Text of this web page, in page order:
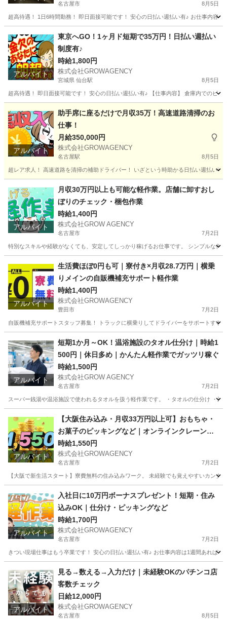
名古屋市 8月5日
超高待遇！ 1日6時間勤務！ 即日面接可能です！ 安心の日払い週払い有♪ お仕事内容
アルバイト
東京へGO！1ヶ月ド短期で35万円！日払い週払い
制度有♪
時給1,800円
株式会社GROWAGENCY
宮城県 仙台駅 8月5日
超高待遇！ 即日面接可能です！ 安心の日払い週払い有♪ 【仕事内容】 倉庫内でのピ
仙台駅 軽作業 時給
アルバイト
助手席に座るだけで月収35万！高速道路清掃のお
仕事！
月給350,000円
株式会社GROWAGENCY
名古屋駅 8月5日
超レア求人！ 高速道路を清掃の補助ドライバー！ いざという時助かる日払い週払い
名古屋駅 その他 助手席
アルバイト
月収30万円以上も可能な軽作業。店舗に卸すおし
ぼりのチェック・梱包作業
時給1,400円
株式会社GROW AGENCY
名古屋市 7月2日
特別なスキルや経験がなくても、安定してしっかり稼げるお仕事です。 シンプルな
工場 おしぼり
アルバイト
生活費ほぼ0円も可｜寮付き×月収28.7万円｜横乗
りメインの自販機補充サポート軽作業
時給1,400円
株式会社GROWAGENCY
豊田市 7月2日
自販機補充サポートスタッフ募集！ トラックに横乗りしてドライバーをサポートす
配送 スタッフ
アルバイト
短期1か月～OK！温浴施設のタオル仕分け｜時給1
500円｜休日多め｜かんたん軽作業でガッツリ稼ぐ
時給1,500円
株式会社GROW AGENCY
名古屋市 7月2日
スーパー銭湯や温浴施設で使われるタオルを扱う軽作業です。 ・タオルの仕分け ・
工場 時給
アルバイト
【大阪住み込み・月収33万円以上可】おもちゃ・
お菓子のピッキングなど｜オンラインクレーンゲ
ーム運営スタッフ
時給1,550円
株式会社GROWAGENCY
名古屋市 7月2日
【大阪で新生活スタート】寮費無料の住み込みワーク。 未経験でも覚えやすいカン
その他 スタッフ
アルバイト
入社日に10万円ボーナスプレゼント！短期・住み
込みOK｜仕分け・ピッキングなど
時給1,700円
株式会社GROWAGENCY
名古屋市 7月2日
きつい現場仕事はもう卒業です！ 安心の日払い週払い有♪ お仕事内容は1週間あれば
仕分け 住み込み
アルバイト
見る→数える→入力だけ｜未経験OKのパチンコ店
客数チェック
日給12,000円
株式会社GROWAGENCY
名古屋市 8月5日